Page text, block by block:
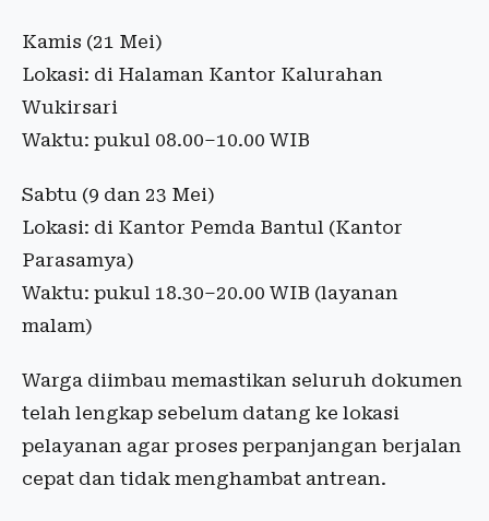
Kamis (21 Mei)
Lokasi: di Halaman Kantor Kalurahan
Wukirsari
Waktu: pukul 08.00–10.00 WIB
Sabtu (9 dan 23 Mei)
Lokasi: di Kantor Pemda Bantul (Kantor
Parasamya)
Waktu: pukul 18.30–20.00 WIB (layanan
malam)
Warga diimbau memastikan seluruh dokumen
telah lengkap sebelum datang ke lokasi
pelayanan agar proses perpanjangan berjalan
cepat dan tidak menghambat antrean.